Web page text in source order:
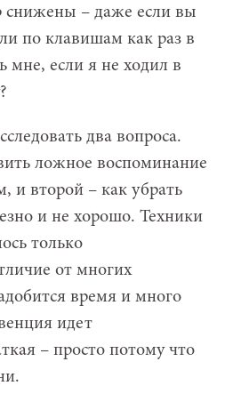
снижены – даже если вы
по клавишам как раз в
мне, если я не ходил в
два вопроса.
ложное воспоминание
и второй – как убрать
и не хорошо. Техники
только
от многих
время и много
идет
– просто потому что